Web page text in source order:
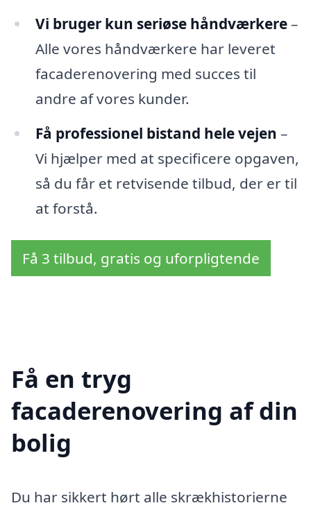
Vi bruger kun seriøse håndværkere–
Alle vores håndværkere har leveret
facaderenovering med succes til
andre af vores kunder.
Få professionel bistand hele vejen –
Vi hjælper med at specificere opgaven,
så du får et retvisende tilbud, der er til
at forstå.
Få 3 tilbud, gratis og uforpligtende
Få en tryg
facaderenovering af din
bolig
Du har sikkert hørt alle skrækhistorierne